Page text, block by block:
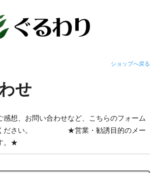
ショップへ戻る
せ
感想、お問い合わせなど、こちらのフォーム
ください。 ★営業・勧誘目的のメー
。★